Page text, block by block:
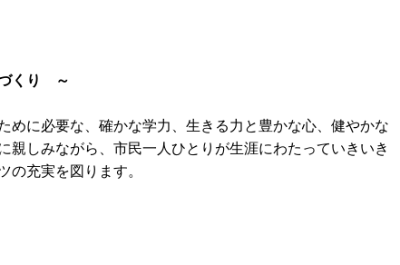
くり ～
に必要な、確かな学力、生きる力と豊かな心、健やかな
親しみながら、市民一人ひとりが生涯にわたっていきいき
の充実を図ります。